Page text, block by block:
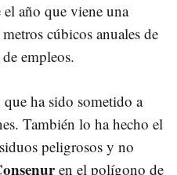
año que viene una
cúbicos anuales de
empleos.
ha sido sometido a
También lo ha hecho el
peligrosos y no
en el polígono de